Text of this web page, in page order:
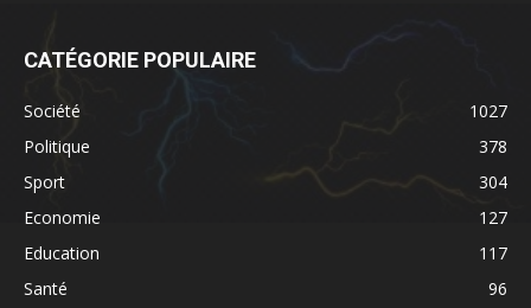
CATÉGORIE POPULAIRE
Société
1027
Politique
378
Sport
304
Economie
127
Education
117
Santé
96